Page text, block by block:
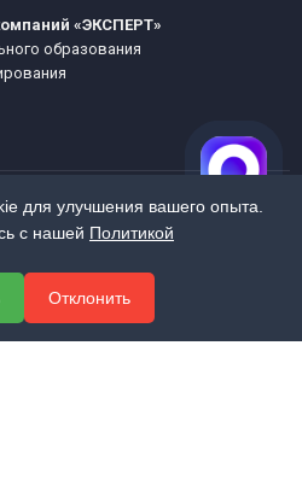
«ЭКСПЕРТ»
образования
для улучшения вашего опыта.
с нашей Политикой
Отклонить